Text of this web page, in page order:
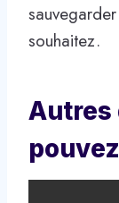
souhaitez.
Autres